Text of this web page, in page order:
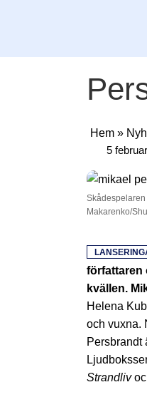
Hem »
5
Makarenko/
författaren
kvällen.
Helena
och vuxna.
Persbrandt
Strandliv